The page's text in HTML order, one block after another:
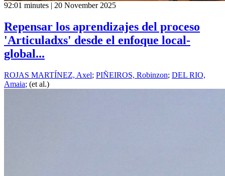
92:01 minutes | 20 November 2025
Repensar los aprendizajes del proceso
'Articuladxs' desde el enfoque local-
global...
ROJAS MARTÍNEZ, Axel; PIÑEIROS, Robinzon; DEL RIO,
Amaia; (et al.)